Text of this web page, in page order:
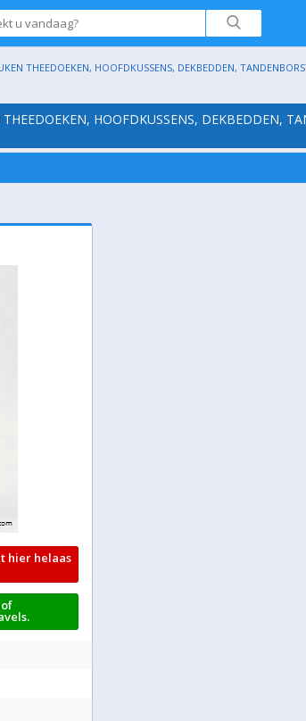
THEEDOEKEN, HOOFDKUSSENS, DEKBEDDEN,
HOOFDKUSSENS, DEKBEDDEN,
hier helaas
of